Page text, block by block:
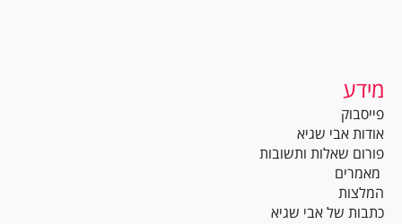
מידע
פייסבוק
אודות אבי שגיא
פורום שאלות ותשובות
מאמרים
המלצות
כתבות של אבי שגיא